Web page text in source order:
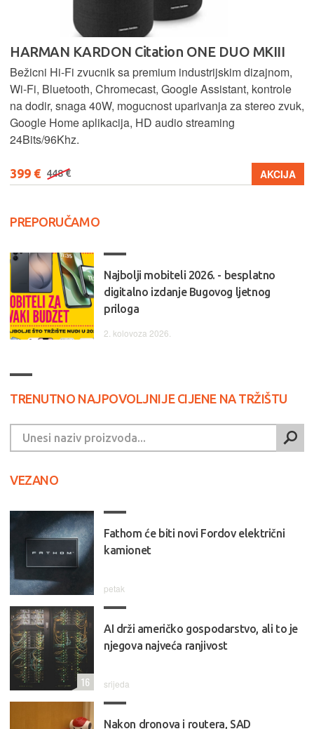
HARMAN KARDON Citation ONE DUO MKIII
Bežicni Hi-Fi zvucnik sa premium industrijskim dizajnom,
Wi-Fi, Bluetooth, Chromecast, Google Assistant, kontrole
na dodir, snaga 40W, mogucnost uparivanja za stereo zvuk,
Google Home aplikacija, HD audio streaming
24Bits/96Khz.
399 € 448 € AKCIJA
PREPORUČAMO
Najbolji mobiteli 2026. - besplatno
digitalno izdanje Bugovog ljetnog
priloga
2. kolovoza 2026.
TRENUTNO NAJPOVOLJNIJE CIJENE NA TRŽIŠTU
VEZANO
Fathom će biti novi Fordov električni
kamionet
petak
AI drži američko gospodarstvo, ali to je
njegova najveća ranjivost
srijeda
16
Nakon dronova i routera, SAD